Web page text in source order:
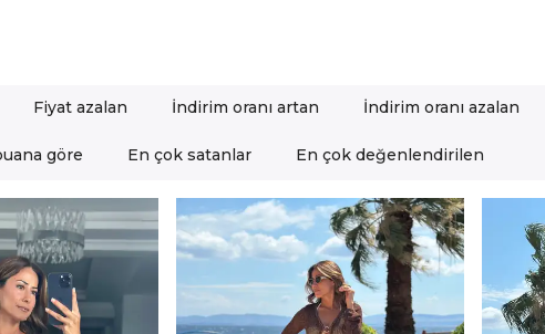
Fiyat azalan İndirim oranı artan İndirim oranı azalan
göre En çok satanlar En çok değenlendirilen